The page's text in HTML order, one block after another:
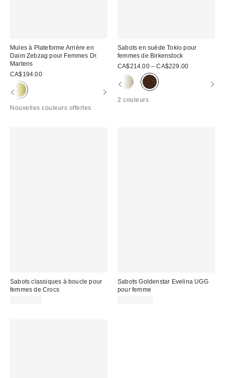
Mules à Plateforme Arrière en
Daim Zebzag pour Femmes Dr.
Martens
CA$194.00
Nouvelles couleurs offertes
Sabots en suède Tokio pour
femmes de Birkenstock
CA$214.00 – CA$229.00
2 couleurs
Sabots classiques à boucle pour
femmes de Crocs
Sabots Goldenstar Evelina UGG
pour femme